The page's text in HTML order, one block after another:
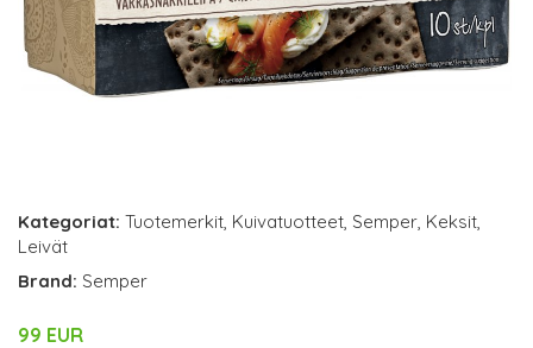
Kategoriat: Tuotemerkit, Kuivatuotteet, Semper, Keksit,
Leivät
Brand: Semper
99 EUR